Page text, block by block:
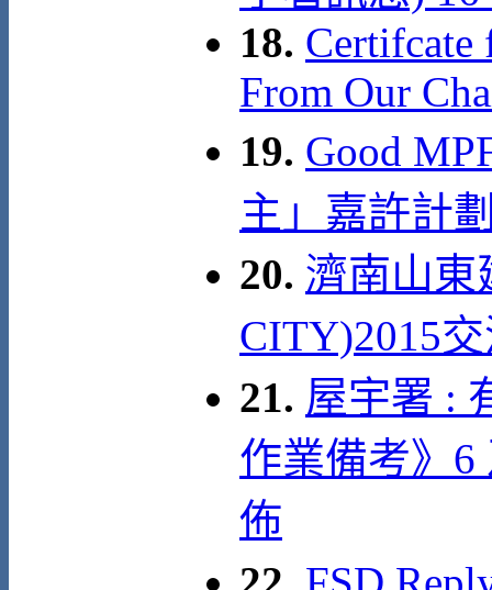
18. Certifcate
From Our
19. Good
主」嘉許計
20. 濟南山東
CITY)2015
21. 屋宇署 :
作業備考》6
佈